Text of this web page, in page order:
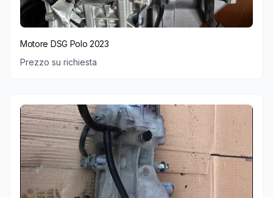
Motore DSG Polo 2023
Prezzo su richiesta